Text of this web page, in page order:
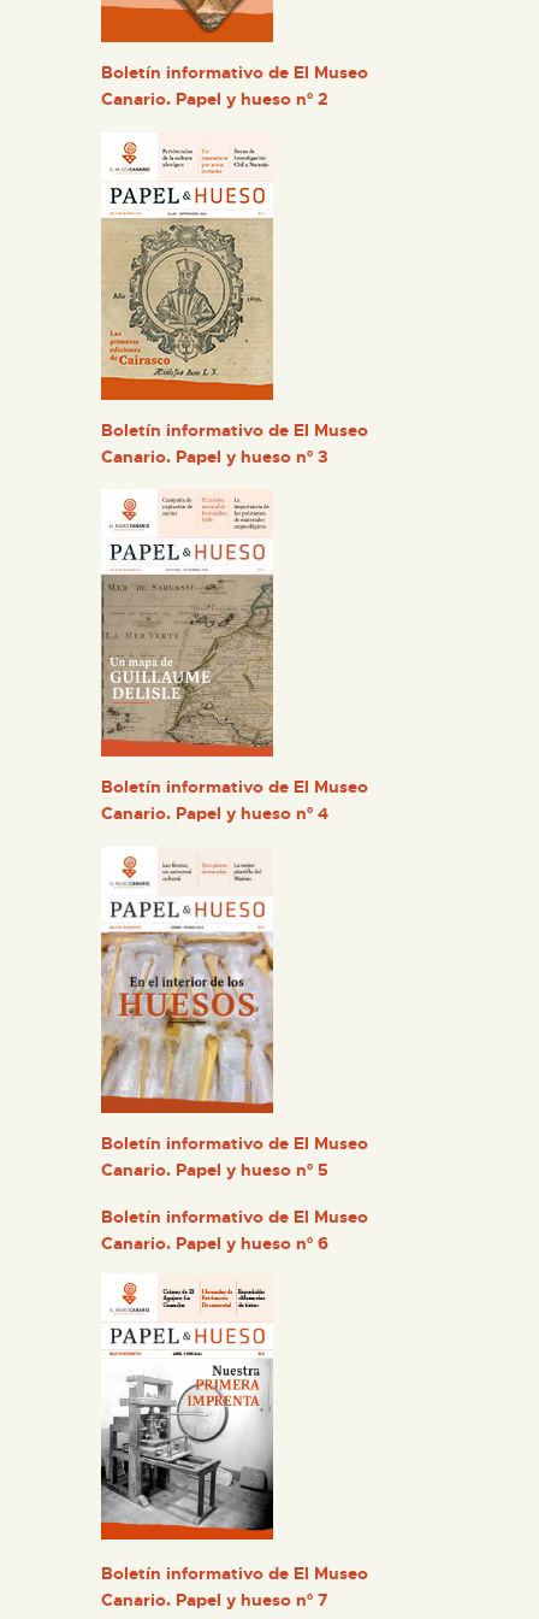
ESPAÑOL
Boletín informativo de El Museo
Canario. Papel y hueso nº 2
Boletín informativo de El Museo
Canario. Papel y hueso nº 3
Boletín informativo de El Museo
Canario. Papel y hueso nº 4
Boletín informativo de El Museo
Canario. Papel y hueso nº 5
Boletín informativo de El Museo
Canario. Papel y hueso nº 6
Boletín informativo de El Museo
Canario. Papel y hueso nº 7